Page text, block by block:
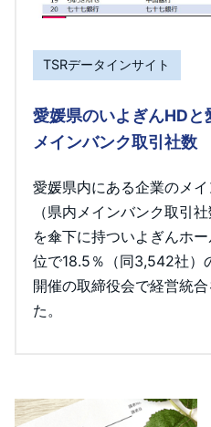
TSRデータインサイト
愛媛県のいよぎんHD
メインバンク取引社数
愛媛県内にある企業のメ
（県内メインバンク取引
を傘下に持ついよぎんホ
位で18.5％（同3,542社）
開催の取締役会で経営統
た。